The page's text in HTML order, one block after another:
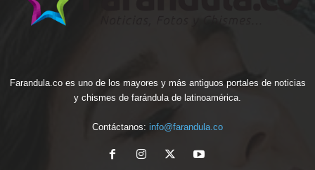
Farandula.co es uno de los mayores y más antiguos portales de noticias
y chismes de farándula de latinoamérica.
Contáctanos: info@farandula.co